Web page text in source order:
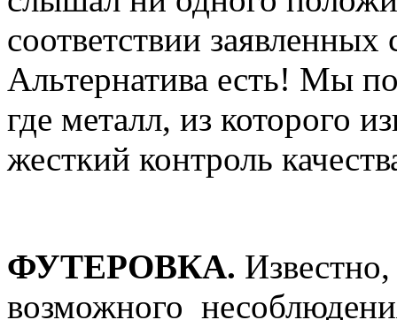
соответствии
Альтернатива есть! Мы
где металл, из которого
жесткий контроль
ФУТЕРОВКА. Известно,
возможного